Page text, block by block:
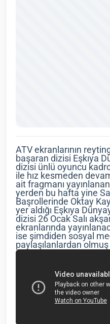
ATV ekranlarının
başaran dizisi Eşkıya
dizisi ünlü oyuncu
ile hız kesmeden
ait fragmanı
yerden bu hafta yine
Başrollerinde Oktay
yer aldığı Eşkıya
dizisi 26 Ocak Salı
ekranlarında
ise şimdiden sosyal
paylaşılanlardan